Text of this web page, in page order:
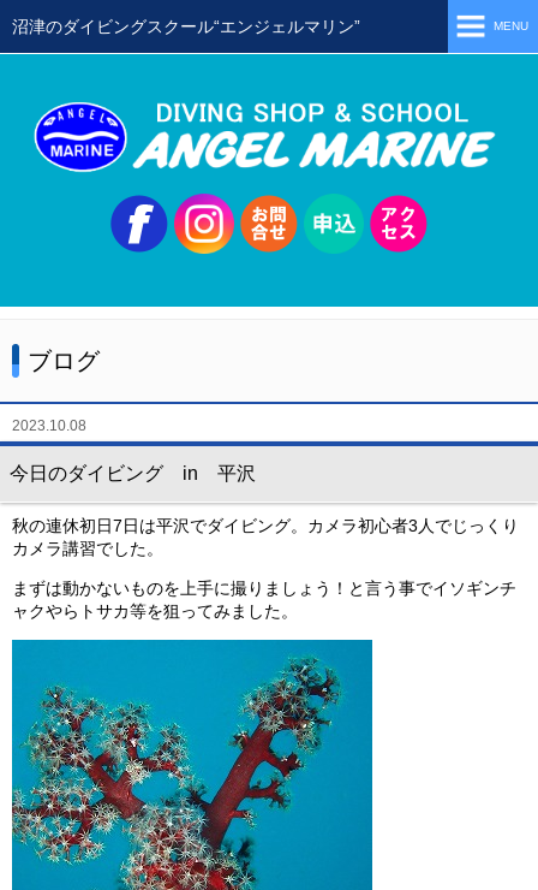
沼津のダイビングスクール“エンジェルマリン” MENU
当店の特徴
スクールメニュー
ステップアップコース
会員限定ツアー
ミニツアー
ビッグツアー
イベント
Q & A
ブログ
2023.10.08
今日のダイビング in 平沢
秋の連休初日7日は平沢でダイビング。カメラ初心者3人でじっくり
カメラ講習でした。
まずは動かないものを上手に撮りましょう！と言う事でイソギンチ
ャクやらトサカ等を狙ってみました。